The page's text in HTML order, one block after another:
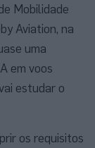
Mobilidade
Aviation, na
uma
em voos
estudar o
os requisitos